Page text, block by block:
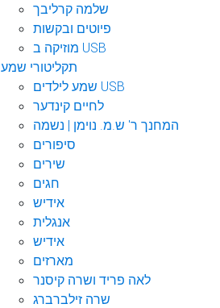
שלמה קרליבך
פיוטים ובקשות
מוזיקה ב USB
תקליטורי שמע
שמע לילדים USB
לחיים קינדער
המחנך ר' ש.מ. נוימן | נשמה
סיפורים
שירים
חגים
אידיש
אנגלית
אידיש
מארזים
לאה פריד ושרה קיסנר
שרה זילברברג